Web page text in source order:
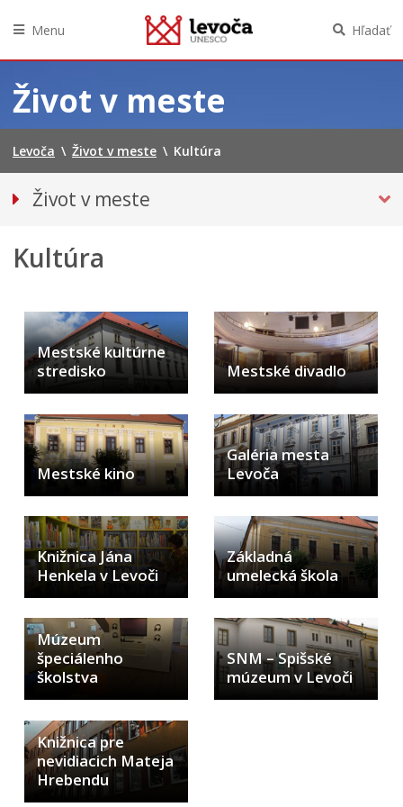
obsah
Menu Hľadať
Život v meste
Levoča \ Život v meste \ Kultúra
Život v meste
Doprava
KULTÚRA
Školstvo
Šport
Sociálne služby
LIMKA
LIMKA – rozhovory
NEWSLETTER MESTA LEVOČA
Pohotovostné kontakty
Mestská polícia
Kultúra
Mestské kultúrne
stredisko
Mestské divadlo
Mestské kino
Galéria mesta
Levoča
Knižnica Jána
Henkela v Levoči
Základná
umelecká škola
Múzeum
špeciálenho
školstva
SNM – Spišské
múzeum v Levoči
Knižnica pre
nevidiacich Mateja
Hrebendu